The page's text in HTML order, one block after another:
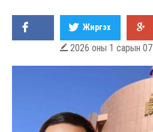
Жиргэх
 2026 оны 1 сарын 07